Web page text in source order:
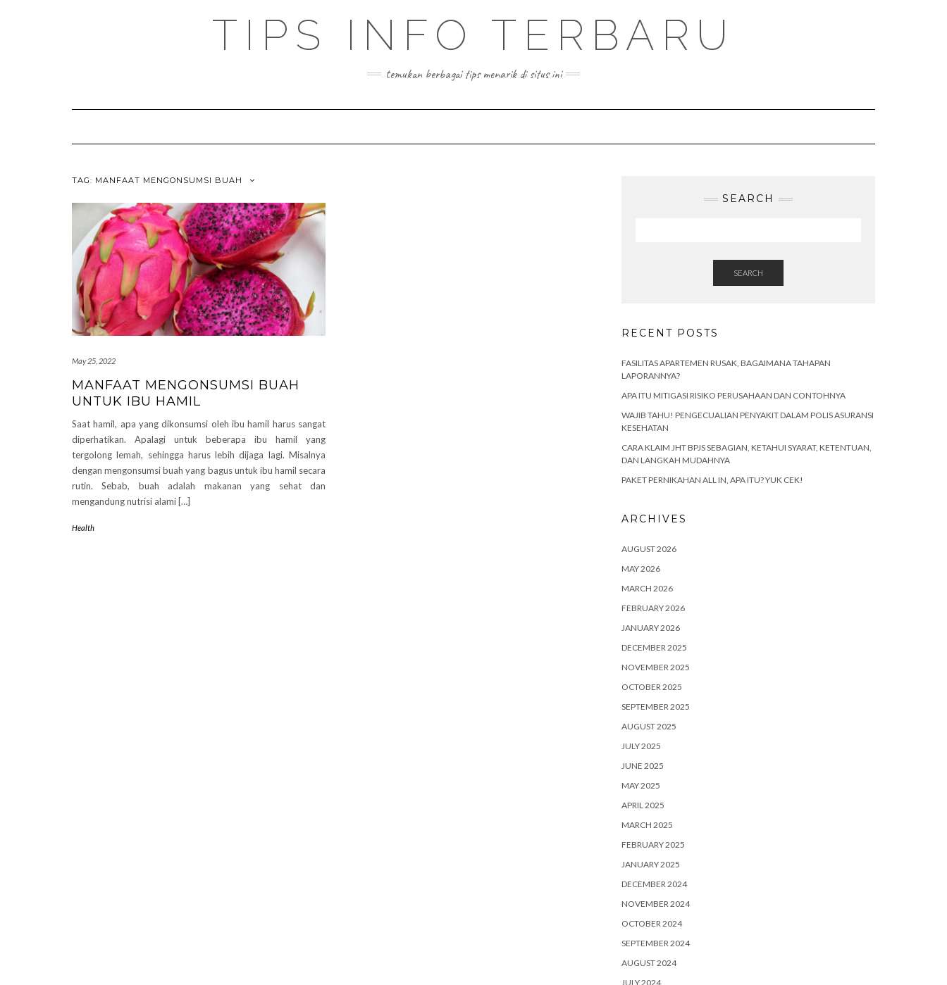
TIPS INFO TERBARU
temukan berbagai tips menarik di situs ini
TAG: MANFAAT MENGONSUMSI BUAH
May 25, 2022
MANFAAT MENGONSUMSI BUAH
UNTUK IBU HAMIL
Saat hamil, apa yang dikonsumsi oleh ibu hamil harus sangat
diperhatikan. Apalagi untuk beberapa ibu hamil yang
tergolong lemah, sehingga harus lebih dijaga lagi. Misalnya
dengan mengonsumsi buah yang bagus untuk ibu hamil secara
rutin. Sebab, buah adalah makanan yang sehat dan
mengandung nutrisi alami […]
Health
SEARCH
SEARCH
RECENT POSTS
FASILITAS APARTEMEN RUSAK, BAGAIMANA TAHAPAN
LAPORANNYA?
APA ITU MITIGASI RISIKO PERUSAHAAN DAN CONTOHNYA
WAJIB TAHU! PENGECUALIAN PENYAKIT DALAM POLIS ASURANSI
KESEHATAN
CARA KLAIM JHT BPJS SEBAGIAN, KETAHUI SYARAT, KETENTUAN,
DAN LANGKAH MUDAHNYA
PAKET PERNIKAHAN ALL IN, APA ITU? YUK CEK!
ARCHIVES
AUGUST 2026
MAY 2026
MARCH 2026
FEBRUARY 2026
JANUARY 2026
DECEMBER 2025
NOVEMBER 2025
OCTOBER 2025
SEPTEMBER 2025
AUGUST 2025
JULY 2025
JUNE 2025
MAY 2025
APRIL 2025
MARCH 2025
FEBRUARY 2025
JANUARY 2025
DECEMBER 2024
NOVEMBER 2024
OCTOBER 2024
SEPTEMBER 2024
AUGUST 2024
JULY 2024